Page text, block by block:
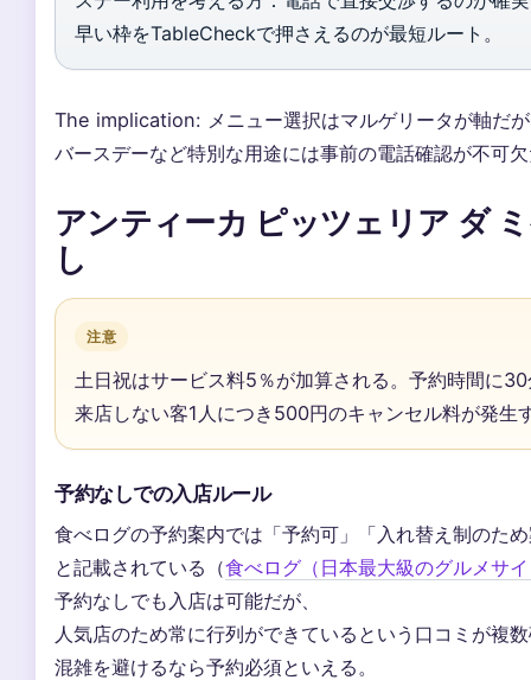
早い枠をTableCheckで押さえるのが最短ルート。
The implication: メニュー選択はマルゲリータが軸だ
バースデーなど特別な用途には事前の電話確認が不可
アンティーカ ピッツェリア ダ
し
注意
土日祝はサービス料5％が加算される。予約時間に
来店しない客1人につき500円のキャンセル料が発生
予約なしでの入店ルール
食べログの予約案内では「予約可」「入れ替え制のた
と記載されている（食べログ（日本最大級のグルメサ
予約なしでも入店は可能だが、
人気店のため常に行列ができているという口コミが複
混雑を避けるなら予約必須といえる。